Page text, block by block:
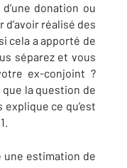
donation ou
d’avoir réalisé des
cela a apporté de
séparez et vous
ex-conjoint ?
la question de
explique ce qu’est
une estimation de